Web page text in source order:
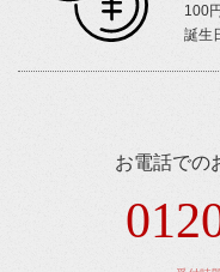
100
誕生
お電話での